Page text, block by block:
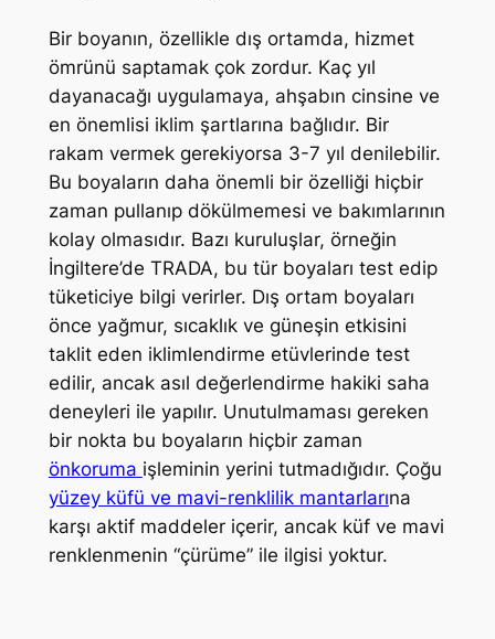
Bir boyanın, özellikle dış ortamda, hizmet
ömrünü saptamak çok zordur. Kaç yıl
dayanacağı uygulamaya, ahşabın cinsine ve
en önemlisi iklim şartlarına bağlıdır. Bir
rakam vermek gerekiyorsa 3-7 yıl denilebilir.
Bu boyaların daha önemli bir özelliği hiçbir
zaman pullanıp dökülmemesi ve bakımlarının
kolay olmasıdır. Bazı kuruluşlar, örneğin
İngiltere’de TRADA, bu tür boyaları test edip
tüketiciye bilgi verirler. Dış ortam boyaları
önce yağmur, sıcaklık ve güneşin etkisini
taklit eden iklimlendirme etüvlerinde test
edilir, ancak asıl değerlendirme hakiki saha
deneyleri ile yapılır. Unutulmaması gereken
bir nokta bu boyaların hiçbir zaman
önkoruma işleminin yerini tutmadığıdır. Çoğu
yüzey küfü ve mavi-renklilik mantarlarına
karşı aktif maddeler içerir, ancak küf ve mavi
renklenmenin “çürüme” ile ilgisi yoktur.